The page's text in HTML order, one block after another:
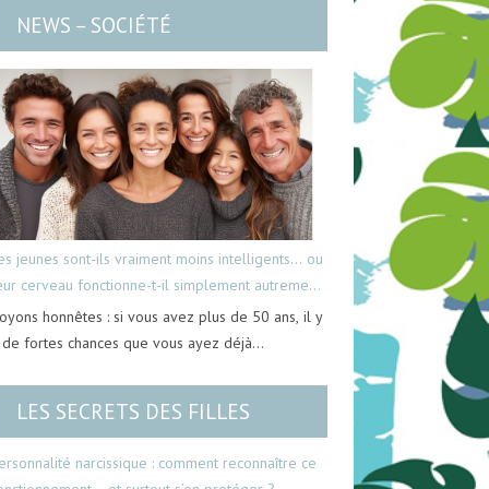
NEWS – SOCIÉTÉ
jeunes sont-ils vraiment moins intelligents… ou
cerveau fonctionne-t-il simplement autrement
honnêtes : si vous avez plus de 50 ans, il y
de fortes chances que vous ayez déjà…
LES SECRETS DES FILLES
narcissique : comment reconnaître ce